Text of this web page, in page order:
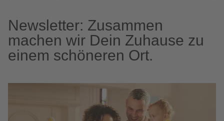
Newsletter: Zusammen
machen wir Dein Zuhause zu
einem schöneren Ort.